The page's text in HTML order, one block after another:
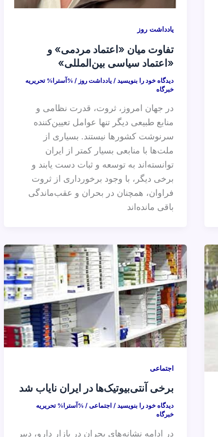
یادداشت روز
تفاوت میان «اعتماد مردمی» و
«اعتماد سیاسی بین‌المللی»
دیدگاه‌ خود را بنویسید/ یادداشت روز / %آسترا% تحریریه
خبرگاه
در جهان امروز، ثروت، قدرت نظامی و
منابع طبیعی دیگر تنها عوامل تعیین‌کننده
سرنوشت کشورها نیستند. بسیاری از
ملت‌ها با منابعی بسیار کمتر از ایران
توانسته‌اند به توسعه و ثبات دست یابند و
برخی دیگر، با وجود برخورداری از ثروت
فراوان، همچنان در بحران و عقب‌ماندگی
باقی مانده‌اند
اجتماعی
برخی آنتی‌بیوتیک‌ها در ایران نایاب شد
دیدگاه‌ خود را بنویسید/ اجتماعی/ %آسترا% تحریریه
خبرگاه
در ادامه نشانه‌های بحران در بازار دارو، دبیر